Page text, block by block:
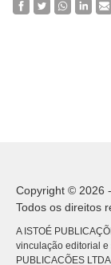
Copyright © 2026
Todos os direitos
A ISTOÉ
vinculação editorial e
PUBLICACÕES